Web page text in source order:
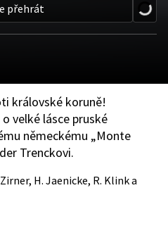
přehrát
královské koruně!
velké lásce pruské
německému „Monte
Trenckovi.
H. Jaenicke, R. Klink a